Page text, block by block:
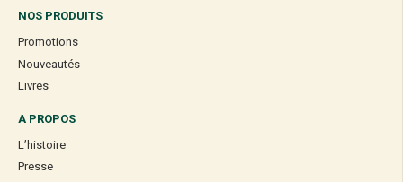
NOS PRODUITS
Promotions
Nouveautés
Livres
A PROPOS
L’histoire
Presse